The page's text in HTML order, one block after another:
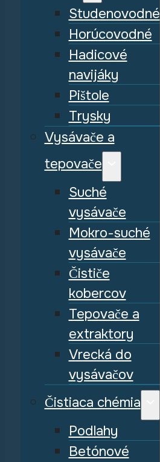
Studenovodné
Horúcovodné
Hadicové
navijáky
Pištole
Trysky
Vysávače a
tepovače
Suché
vysávače
Mokro-suché
vysávače
Čističe
kobercov
Tepovače a
extraktory
Vrecká do
vysávačov
Čistiaca chémia
Podlahy
Betónové